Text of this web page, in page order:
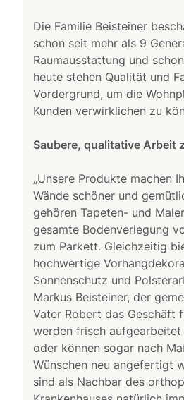
Die Familie Beisteiner
schon seit mehr als 9
Raumausstattung und
heute stehen Qualität und
Vordergrund, um die
Kunden verwirklichen zu
Saubere, qualitative Arbeit
„Unsere Produkte machen
Wände schöner und
gehören Tapeten- und
gesamte Bodenverlegung
zum Parkett. Gleichzeitig
hochwertige
Sonnenschutz und
Markus Beisteiner, der
Vater Robert das Geschäft
werden frisch
oder können sogar nach
Wünschen neu angefertigt
sind als Nachbar des